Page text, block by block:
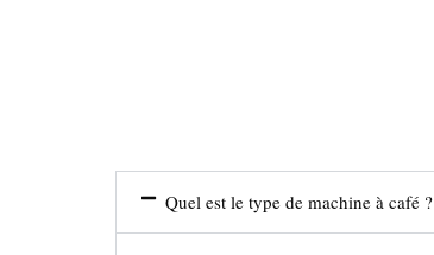
Quel est le type de machine à café ?